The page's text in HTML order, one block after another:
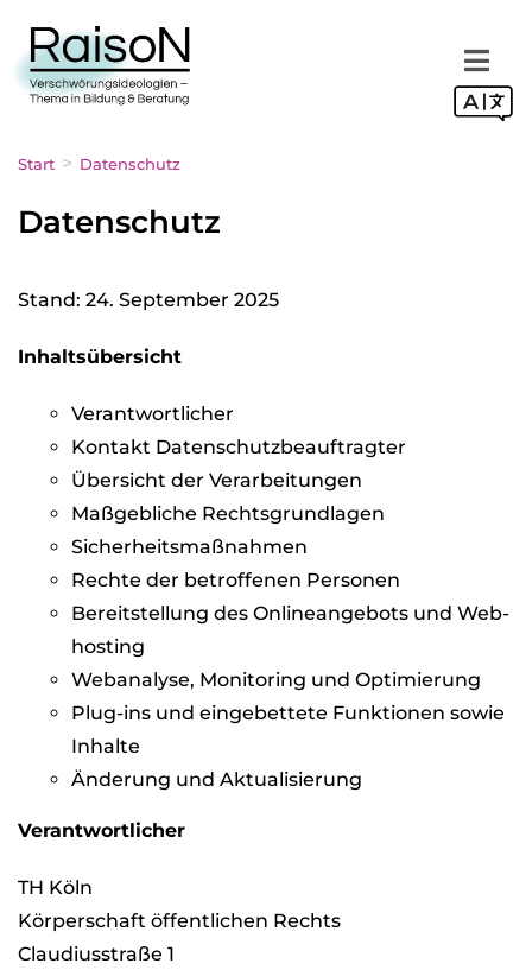
Datenschutz
Start > Datenschutz
Stand: 24. Sep­tem­ber 2025
Inhalts­über­sicht
Ver­ant­wort­li­cher
Kon­takt Daten­schutz­be­auf­trag­ter
Über­sicht der Ver­ar­bei­tun­gen
Maß­geb­li­che Rechts­grund­la­gen
Sicher­heits­maß­nah­men
Rechte der betrof­fe­nen Per­so­nen
Bereit­stel­lung des Online­an­ge­bots und Web­
hos­ting
Web­ana­lyse, Moni­to­ring und Opti­mie­rung
Plug-ins und ein­ge­bet­tete Funk­tio­nen sowie
Inhalte
Ände­rung und Aktua­li­sie­rung
Ver­ant­wort­li­cher
TH Köln
Kör­per­schaft öffent­li­chen Rechts
Clau­di­us­straße 1